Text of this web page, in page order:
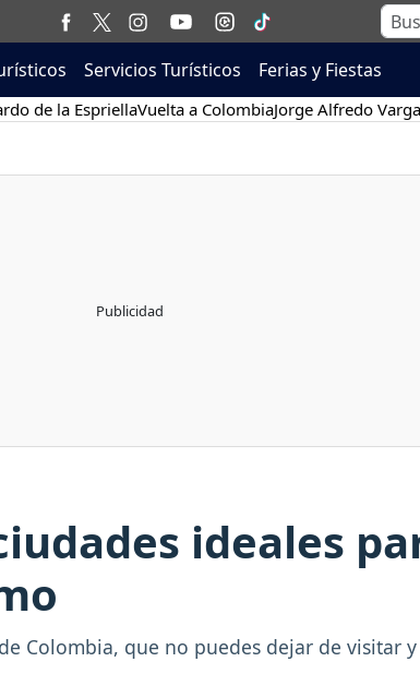
Servicios Turísticos Ferias y Fiestas
de la EspriellaVuelta a ColombiaJorge Alfredo
ideales
Colombia, que no puedes dejar de visitar